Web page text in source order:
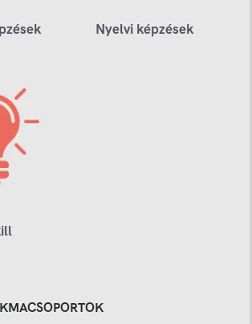
Nyelvi képzések